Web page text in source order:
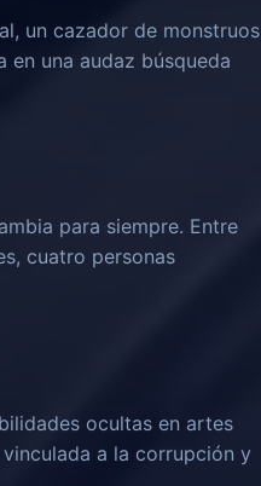
un cazador de monstruos
en una audaz búsqueda
para siempre. Entre
cuatro personas
ocultas en artes
a la corrupción y